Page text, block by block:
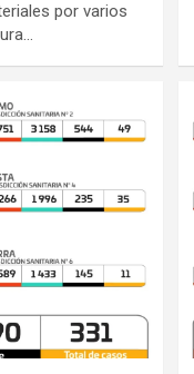
por varios